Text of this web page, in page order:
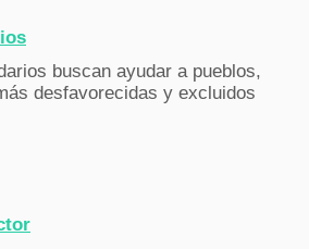
buscan ayudar a pueblos,
desfavorecidas y excluidos